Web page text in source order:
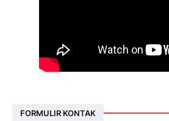
FORMULIR KONTAK